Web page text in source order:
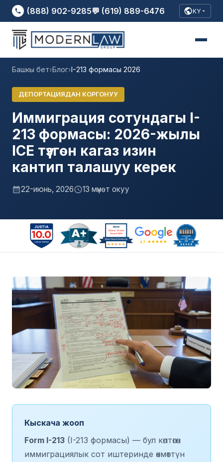
(888) 902-9285💬 (619) 889-6476 KY
Башкы бет›Блог›I-213 формасы 2026
ДЕПОРТАЦИЯДАН КОРГОНУУ
Иммиграция сотундагы I-
213 формасы: 2026-жылы
ICE түзгөн кагаз изин
кантип талашуу керек
22-июнь, 2026 13 мүнөт окуу
Кыскача жооп
Form I-213 (I-213 формасы) — бул көптөгөн
иммиграциялык сот иштеринде өкмөттүн